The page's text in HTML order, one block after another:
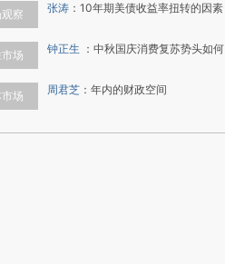
察 张涛 ： 10年期美债收益率扭转的因素
场 钟正生 ： 中秋国庆消费复苏势头如何
场 周君芝 ： 年内的财政空间